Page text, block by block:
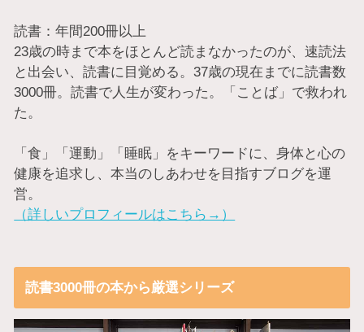
読書：年間200冊以上
23歳の時まで本をほとんど読まなかったのが、速読法
と出会い、読書に目覚める。37歳の現在までに読書数
3000冊。読書で人生が変わった。「ことば」で救われ
た。
「食」「運動」「睡眠」をキーワードに、身体と心の
健康を追求し、本当のしあわせを目指すブログを運
営。
（詳しいプロフィールはこちら→）
読書3000冊の本から厳選シリーズ